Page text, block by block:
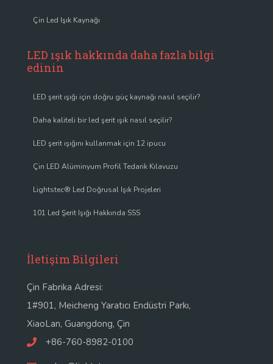
Çin Led Işık Kaynağı
LED ışık hakkında daha fazla bilgi
edinin
LED şerit ışığı için doğru güç kaynağı nasıl seçilir?
Daha kaliteli bir led şerit ışık nasıl seçilir?
LED şerit ışığını kullanmak için 12 ipucu
Çin LED Alüminyum Profil Tedarik Kılavuzu
Lightstec® Led Doğrusal Işık Projeleri
101 Led Şerit Işığı Hakkında SSS
İletişim Bilgileri
Çin Fabrika Adresi:
1#901, Meicheng Yaratıcı Endüstri Parkı,
XiaoLan, Guangdong, Çin
+86-760-8982-0100